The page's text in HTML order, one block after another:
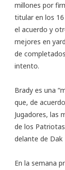
millones por
titular en los
el acuerdo y
mejores en
de
intento.
Brady es una
que, de
Jugadores, las
de los
delante de
En la semana